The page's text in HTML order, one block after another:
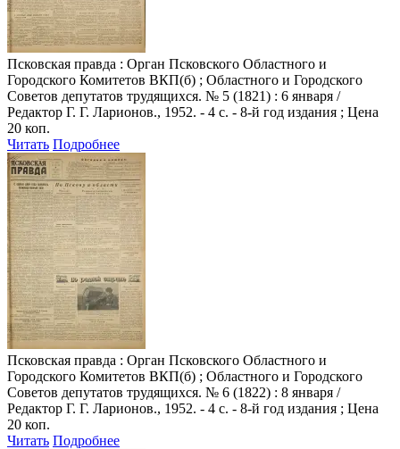
Псковская правда : Орган Псковского Областного и
Городского Комитетов ВКП(б) ; Областного и Городского
Советов депутатов трудящихся. № 5 (1821) : 6 января /
Редактор Г. Г. Ларионов., 1952. - 4 с. - 8-й год издания ; Цена
20 коп.
Читать Подробнее
Псковская правда : Орган Псковского Областного и
Городского Комитетов ВКП(б) ; Областного и Городского
Советов депутатов трудящихся. № 6 (1822) : 8 января /
Редактор Г. Г. Ларионов., 1952. - 4 с. - 8-й год издания ; Цена
20 коп.
Читать Подробнее